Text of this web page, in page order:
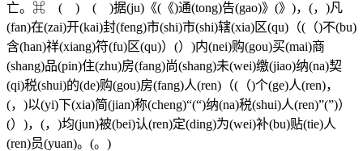
亡。⌘ ( ) ( )据(ju)《(《)通(tong)告(gao)》(》)，(，)凡
(fan)在(zai)开(kai)封(feng)市(shi)市(shi)辖(xia)区(qu)（(（)不(bu)
含(han)祥(xiang)符(fu)区(qu)）(）)内(nei)购(gou)买(mai)商
(shang)品(pin)住(zhu)房(fang)尚(shang)未(wei)缴(jiao)纳(na)契
(qi)税(shui)的(de)购(gou)房(fang)人(ren)（(（)个(ge)人(ren)，
(，)以(yi)下(xia)简(jian)称(cheng)“(“)纳(na)税(shui)人(ren)”(”)）
(）)，(，)均(jun)被(bei)认(ren)定(ding)为(wei)补(bu)贴(tie)人
(ren)员(yuan)。(。)